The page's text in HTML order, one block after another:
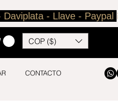
COP ($)
CONTACTO